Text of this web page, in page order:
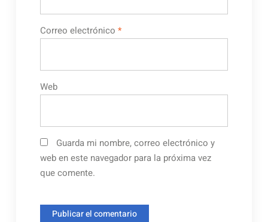
Correo electrónico *
Web
Guarda mi nombre, correo electrónico y
web en este navegador para la próxima vez
que comente.